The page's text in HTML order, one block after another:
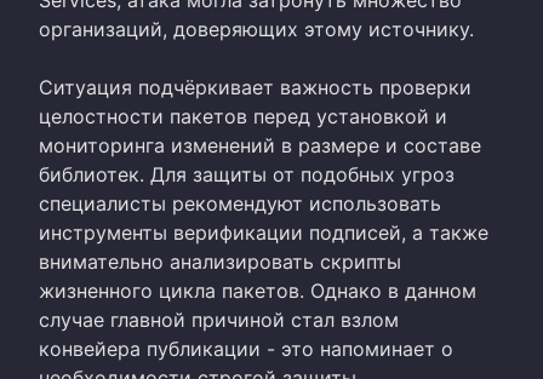
организаций, доверяющих этому источнику.
Ситуация подчёркивает важность проверки
целостности пакетов перед установкой и
мониторинга изменений в размере и составе
библиотек. Для защиты от подобных угроз
специалисты рекомендуют использовать
инструменты верификации подписей, а также
внимательно анализировать скрипты
жизненного цикла пакетов. Однако в данном
случае главной причиной стал взлом
конвейера публикации - это напоминает о